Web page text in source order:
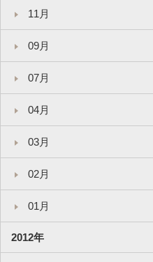
11月
09月
07月
04月
03月
02月
01月
2012年